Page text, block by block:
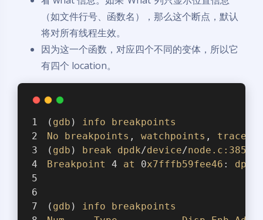
（如文件行号、函数名），那么这个断点，默认
将对所有线程生效。
因为这一个函数，对应四个不同的变体，所以它
有四个 location。
( gdb ) info
breakpoints
No
breakpoints , watchpoints ,
( gdb ) break dpdk/device/node .c :385
Breakpoint
4 at 0x7fffb59fee46 : dpdk
( gdb ) info
breakpoints